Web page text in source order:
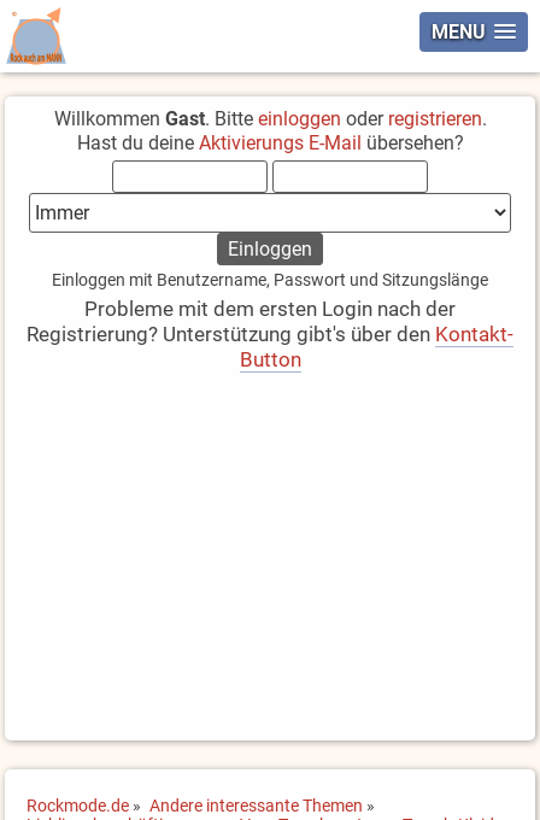
MENU
Willkommen Gast. Bitte einloggen oder registrieren.
Hast du deine Aktivierungs E-Mail übersehen?
Einloggen mit Benutzername, Passwort und Sitzungslänge
Probleme mit dem ersten Login nach der
Registrierung? Unterstützung gibt's über den Kontakt-
Button
Rockmode.de » Andere interessante Themen »